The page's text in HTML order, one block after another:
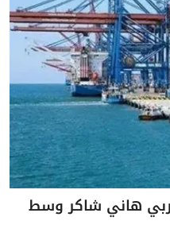
هاني شاكر وسط